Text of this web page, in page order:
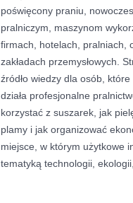
poświęcony praniu,
pralniczym, maszynom
firmach, hotelach, pralniach,
zakładach przemysłowych.
źródło wiedzy dla osób,
działa profesjonalne
korzystać z suszarek, jak
plamy i jak organizować
miejsce, w którym użytkowe
tematyką technologii,